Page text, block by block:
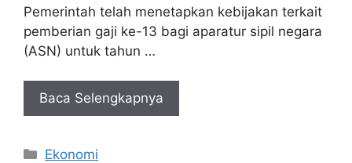
Pemerintah telah menetapkan kebijakan terkait
pemberian gaji ke-13 bagi aparatur sipil negara
(ASN) untuk tahun …
Baca Selengkapnya
Kategori
Ekonomi